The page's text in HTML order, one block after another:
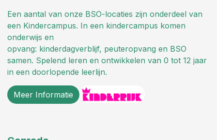
Een aantal van onze BSO-locaties zijn onderdeel van
een Kindercampus. In een kindercampus komen
onderwijs en
opvang: kinderdagverblijf, peuteropvang en BSO
samen. Spelend leren en ontwikkelen van 0 tot 12 jaar
in een doorlopende leerlijn.
Meer Informatie